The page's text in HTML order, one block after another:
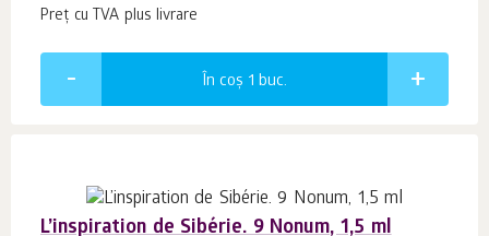
Preț cu TVA plus livrare
În coș 1 buc.
L’inspiration de Sibérie. 9 Nonum, 1,5 ml